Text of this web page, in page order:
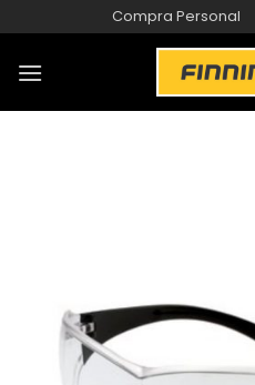
Compra Personal